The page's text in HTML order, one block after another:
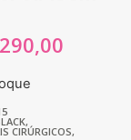
290,00
,
CIRÚRGICOS,